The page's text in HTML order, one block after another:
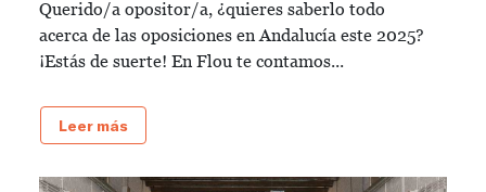
Querido/a opositor/a, ¿quieres saberlo todo
acerca de las oposiciones en Andalucía este 2025?
¡Estás de suerte! En Flou te contamos...
Leer más